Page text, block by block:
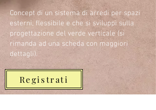
Concept di un sistema di arredi per spazi
esterni, flessibile e che si sviluppi sulla
progettazione del verde verticale (si
rimanda ad una scheda con maggiori
dettagli).
Registrati